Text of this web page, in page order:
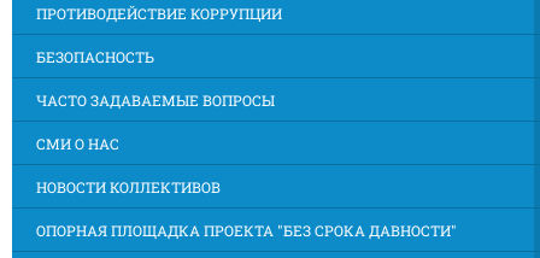
ПРОТИВОДЕЙСТВИЕ КОРРУПЦИИ
БЕЗОПАСНОСТЬ
ЧАСТО ЗАДАВАЕМЫЕ ВОПРОСЫ
СМИ О НАС
НОВОСТИ КОЛЛЕКТИВОВ
ОПОРНАЯ ПЛОЩАДКА ПРОЕКТА "БЕЗ СРОКА ДАВНОСТИ"